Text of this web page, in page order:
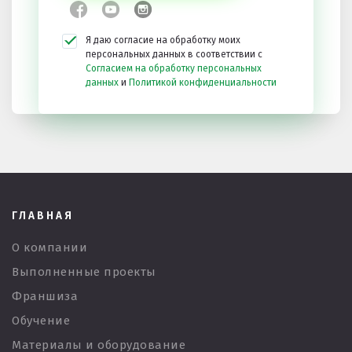
Я даю согласие на обработку моих
персональных данных в соответствии с
Согласием на обработку персональных
данных и Политикой конфиденциальности
ГЛАВНАЯ
О компании
Выполненные проекты
Франшиза
Обучение
Материалы и оборудование